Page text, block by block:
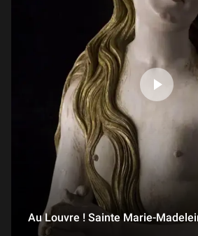
Au Louvre ! Sainte Marie-